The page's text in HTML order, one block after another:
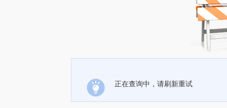
正在查询中，请刷新重试